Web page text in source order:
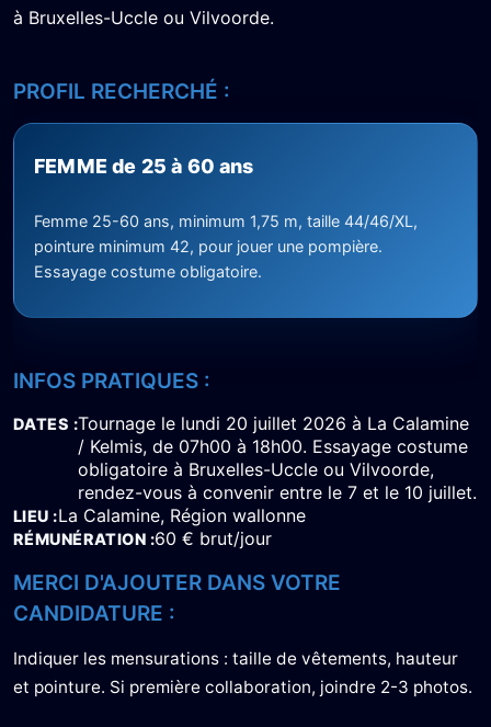
à Bruxelles-Uccle ou Vilvoorde.
PROFIL RECHERCHÉ :
FEMME de 25 à 60 ans
Femme 25-60 ans, minimum 1,75 m, taille 44/46/XL,
pointure minimum 42, pour jouer une pompière.
Essayage costume obligatoire.
INFOS PRATIQUES :
DATES Tournage le lundi 20 juillet 2026 à La Calamine
/ Kelmis, de 07h00 à 18h00. Essayage costume
obligatoire à Bruxelles-Uccle ou Vilvoorde,
rendez-vous à convenir entre le 7 et le 10 juillet.
LIEU La Calamine, Région wallonne
RÉMUNÉRATION 60 € brut/jour
MERCI D'AJOUTER DANS VOTRE
CANDIDATURE :
Indiquer les mensurations : taille de vêtements, hauteur
et pointure. Si première collaboration, joindre 2-3 photos.